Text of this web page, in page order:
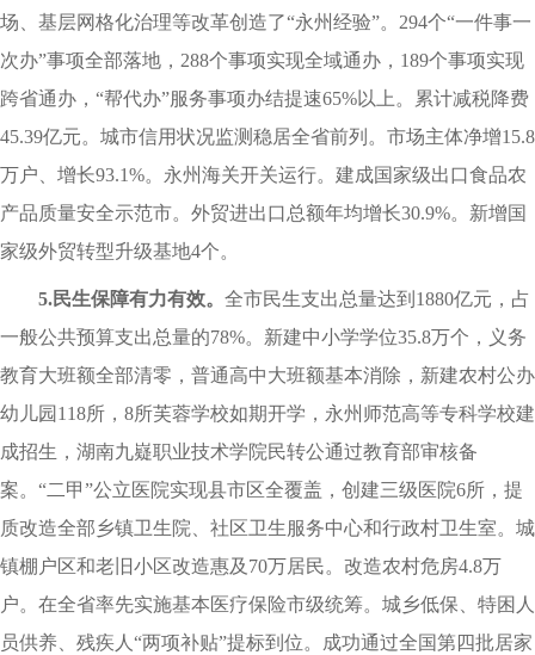
场、基层网格化治理等改革创造了“永州经验”。294个“一件事一
次办”事项全部落地，288个事项实现全域通办，189个事项实现
跨省通办，“帮代办”服务事项办结提速65%以上。累计减税降费
45.39亿元。城市信用状况监测稳居全省前列。市场主体净增15.8
万户、增长93.1%。永州海关开关运行。建成国家级出口食品农
产品质量安全示范市。外贸进出口总额年均增长30.9%。新增国
家级外贸转型升级基地4个。
5.民生保障有力有效。 全市民生支出总量达到1880亿元，占
一般公共预算支出总量的78%。新建中小学学位35.8万个，义务
教育大班额全部清零，普通高中大班额基本消除，新建农村公办
幼儿园118所，8所芙蓉学校如期开学，永州师范高等专科学校建
成招生，湖南九嶷职业技术学院民转公通过教育部审核备
案。“二甲”公立医院实现县市区全覆盖，创建三级医院6所，提
质改造全部乡镇卫生院、社区卫生服务中心和行政村卫生室。城
镇棚户区和老旧小区改造惠及70万居民。改造农村危房4.8万
户。在全省率先实施基本医疗保险市级统筹。城乡低保、特困人
员供养、残疾人“两项补贴”提标到位。成功通过全国第四批居家